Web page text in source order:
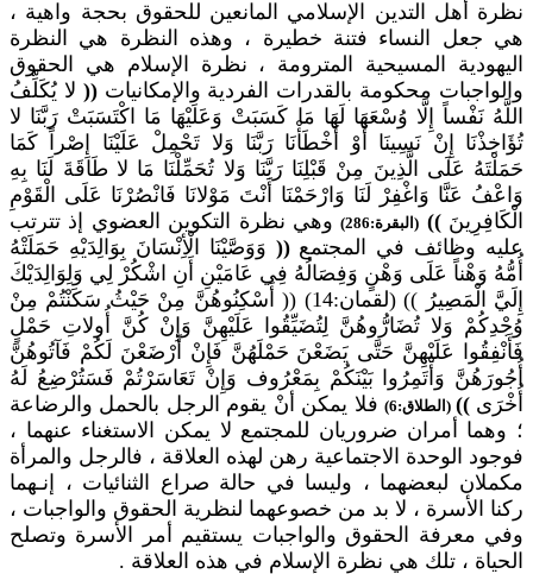
نظرة أهل التدين الإسلامي المانعين للحقوق بحجة واهية ،
هي جعل النساء فتنة خطيرة ، وهذه النظرة هي النظرة
اليهودية المسيحية المترومة ، نظرة الإسلام هي الحقوق
والواجبات محكومة بالقدرات الفردية والإمكانيات(( لا يُكَلِّفُ
اللَّهُ نَفْساً إِلَّا وُسْعَهَا لَهَا مَا كَسَبَتْ وَعَلَيْهَا مَا اكْتَسَبَتْ رَبَّنَا لا
تُؤَاخِذْنَا إِنْ نَسِينَا أَوْ أَخْطَأْنَا رَبَّنَا وَلا تَحْمِلْ عَلَيْنَا إِصْراً كَمَا
حَمَلْتَهُ عَلَى الَّذِينَ مِنْ قَبْلِنَا رَبَّنَا وَلا تُحَمِّلْنَا مَا لا طَاقَةَ لَنَا بِهِ
وَاعْفُ عَنَّا وَاغْفِرْ لَنَا وَارْحَمْنَا أَنْتَ مَوْلانَا فَانْصُرْنَا عَلَى الْقَوْمِ
الْكَافِرِينَ)) (البقرة:286)
وهي نظرة التكوين العضوي إذ تترتب
عليه وظائف في المجتمع (( وَوَصَّيْنَا الْأِنْسَانَ بِوَالِدَيْهِ حَمَلَتْهُ
أُمُّهُ وَهْناً عَلَى وَهْنٍ وَفِصَالُهُ فِي عَامَيْنِ أَنِ اشْكُرْ لِي وَلِوَالِدَيْكَ
إِلَيَّ الْمَصِيرُ )) (لقمان:14) (( أَسْكِنُوهُنَّ مِنْ حَيْثُ سَكَنْتُمْ مِنْ
وُجْدِكُمْ وَلا تُضَارُّوهُنَّ لِتُضَيِّقُوا عَلَيْهِنَّ وَإِنْ كُنَّ أُولاتِ حَمْلٍ
فَأَنْفِقُوا عَلَيْهِنَّ حَتَّى يَضَعْنَ حَمْلَهُنَّ فَإِنْ أَرْضَعْنَ لَكُمْ فَآتُوهُنَّ
أُجُورَهُنَّ وَأْتَمِرُوا بَيْنَكُمْ بِمَعْرُوف وَإِنْ تَعَاسَرْتُمْ فَسَتُرْضِعُ لَهُ
أُخْرَى )) (الطلاق:6)
فلا يمكن أنْ يقوم الرجل بالحمل والرضاعة
؛ وهما أمران ضروريان للمجتمع لا يمكن الاستغناء عنهما ،
فوجود الوحدة الاجتماعية رهن لهذه العلاقة ، فالرجل والمرأة
مكملان لبعضهما ، وليسا في حالة صراع الثنائيات ، إنـهما
ركنا الأسرة ، لا بد من خصوعهما لنظرية الحقوق والواجبات ،
وفي معرفة الحقوق والواجبات يستقيم أمر الأسرة وتصلح
الحياة ، تلك هي نظرة الإسلام في هذه العلاقة .